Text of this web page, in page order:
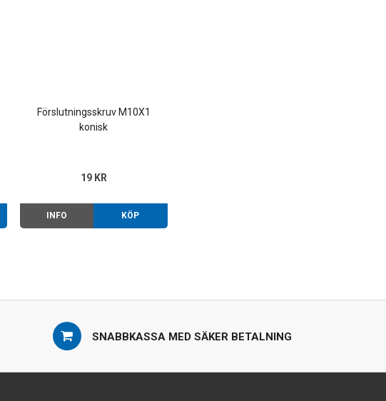
Förslutningsskruv M10X1
konisk
19 KR
INFO KÖP
SNABBKASSA MED SÄKER BETALNING